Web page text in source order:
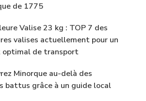
de 1775
Valise 23 kg : TOP 7 des
valises actuellement pour un
optimal de transport
Minorque au-delà des
battus grâce à un guide local